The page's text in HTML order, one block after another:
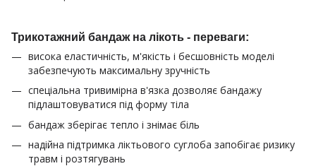
Трикотажний бандаж на лікоть - переваги:
висока еластичність, м'якість і бесшовність моделі
забезпечують максимальну зручність
спеціальна тривимірна в'язка дозволяє бандажу
підлаштовуватися під форму тіла
бандаж зберігає тепло і знімає біль
надійна підтримка ліктьового суглоба запобігає ризику
травм і розтягувань